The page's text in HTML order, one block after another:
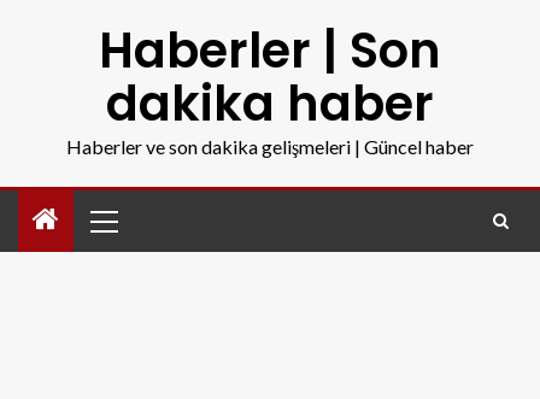
Haberler | Son
dakika haber
Haberler ve son dakika gelişmeleri | Güncel haber